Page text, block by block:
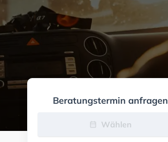
Beratungstermin anfragen
Wählen